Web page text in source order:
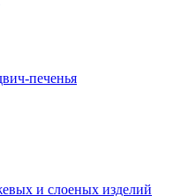
печенья
и слоеных изделий